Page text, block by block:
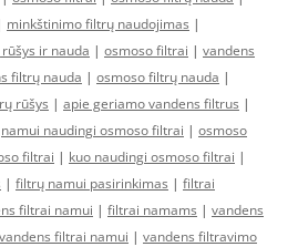
minkštinimo filtrų naudojimas |
ir nauda | osmoso filtrai | vandens
filtrų nauda | osmoso filtrų nauda |
rūšys | apie geriamo vandens filtrus |
namui naudingi osmoso filtrai | osmoso
filtrai | kuo naudingi osmoso filtrai |
| filtrų namui pasirinkimas | filtrai
filtrai namui | filtrai namams | vandens
filtrai namui | vandens filtravimo